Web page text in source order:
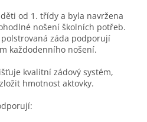
od 1. třídy a byla navržena
nošení školních potřeb.
záda podporují
každodenního nošení.
kvalitní zádový systém,
hmotnost aktovky.